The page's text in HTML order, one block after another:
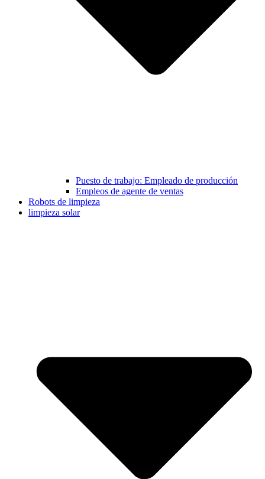
Puesto de trabajo: Empleado de producción
Empleos de agente de ventas
Robots de limpieza
limpieza solar